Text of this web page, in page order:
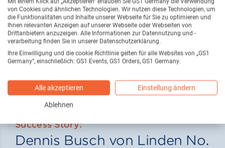
Video zu öffnen
Success Story:
Dennis Busch von Linden No.
von Cookies und ähnlichen Technologien. Wir nutzen diese Technologien, um
die Funktionalitäten und Inhalte unserer Webseite für Sie zu optimieren und
Ihnen relevanten Anzeigen auf unserer Webseite oder Webseiten von
Drittanbietern anzuzeigen. Alle Informationen zur Datennutzung und -
verarbeitung finden Sie in unserer Datenschutzerklärung.
Ihre Einwilligung und die cookie Richtlinie gelten für alle Websites von „GS1
Germany“, einschließlich: GS1 Events, GS1 Orders, GS1 Germany.
Alle akzeptieren Einstellung ändern
Ablehnen